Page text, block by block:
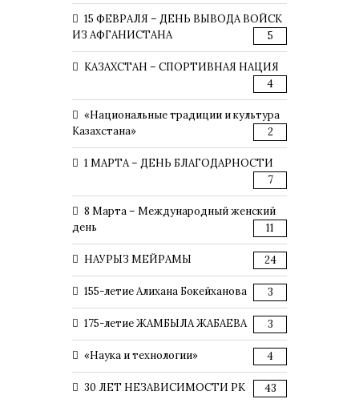
15 ФЕВРАЛЯ – ДЕНЬ ВЫВОДА ВОЙСК
ИЗ АФГАНИСТАНА
5
КАЗАХСТАН – СПОРТИВНАЯ НАЦИЯ
4
«Национальные традиции и культура
Казахстана»
2
1 МАРТА – ДЕНЬ БЛАГОДАРНОСТИ
7
8 Марта – Международный женский
день
11
НАУРЫЗ МЕЙРАМЫ 24
155-летие Алихана Бокейханова 3
175-летие ЖАМБЫЛА ЖАБАЕВА 3
«Наука и технологии» 4
30 ЛЕТ НЕЗАВИСИМОСТИ РК 43